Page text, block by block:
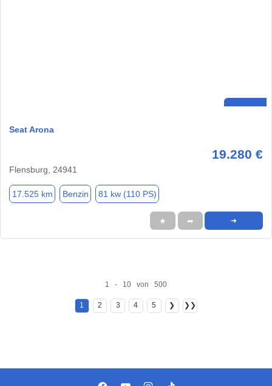
Seat Arona
19.280 €
Flensburg, 24941
17.525 km Benzin 81 kw (110 PS)
★ ➦ ➜
1 - 10 von 500
1 2 3 4 5 ❯ ❯❯